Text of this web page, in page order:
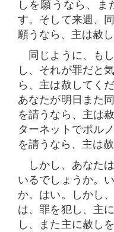
しを願うなら、ま
す。そして来週、
願うなら、主は赦
同じように、も
し、それが罪だと
ら、主は赦してく
あなたが明日また
を請うなら、主は
ターネットでポル
を請うなら、主は
しかし、あなた
いるでしょうか。
か。はい。しかし
は、罪を犯し、主
し、また主に赦し